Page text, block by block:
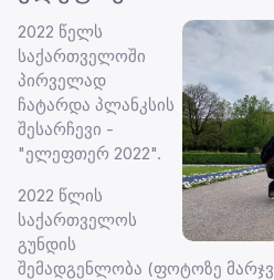
2022 წელს
საქართველოში
პირველად
ჩატარდა პლანკსის
შესარჩევი -
"ელეფთერ 2022".
2022 წლის
საქართველოს
გუნდის
შემადგენლობა (ფოტოზე